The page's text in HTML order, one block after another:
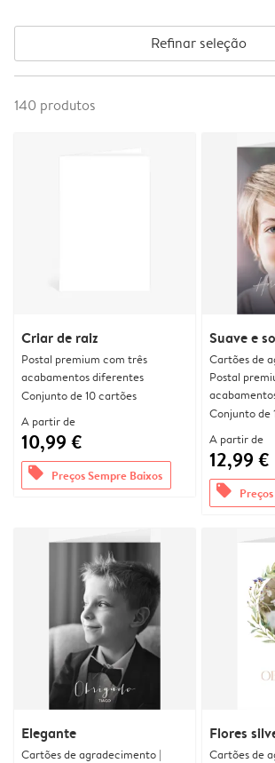
Refinar seleção
140 produtos
Criar de raiz
Postal premium com três
acabamentos diferentes
Conjunto de 10 cartões
A partir de
10,99 €
offers Preços Sempre Baixos
Suave e
Cartões de
Postal
Conjunto de
A partir de
12,99 €
offers
Elegante
Cartões de agradecimento |
Flores
Cartões de